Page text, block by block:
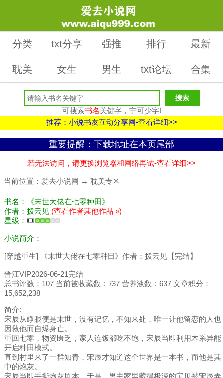
分类 txt分享 强推 排行 最新
耽美 女生 男生 txt论坛 合集
可搜索书名关键字，宁可少字!
推荐：小说书友互动分享网-查看详细>>
重要提醒：下载地址在本页尾部
若无法访问，请更换浏览器和网络再试-查看详细>>
当前位置： 爱去小说网 → 耽美专区
书名：《末世大佬在七零种田》
作者：拨云见 (查看作者其他作品 »)
星级：
小说简介：
[穿越重生] 《末世大佬在七零种田》作者：拨云见【完结】
晋江VIP2026-06-21完结
总书评数：107 当前被收藏数：737 营养液数：637 文章积分：
15,652,238
简介:
宋辰从睁眼便是末世，没有记忆，不知来处，唯一让他留恋的人也
因救他而自爆身亡。
重回七零，物资匮乏，家人连饭都吃不饱，宋辰当即利用木系异能
开启种田模式。
直到村里来了一群知青，宋辰才知道这个世界是一本书，而他是其
中的炮灰。
宋辰当即手撕炮灰剧本。于是，男主家里藏得极深的宝贝被宋辰弄